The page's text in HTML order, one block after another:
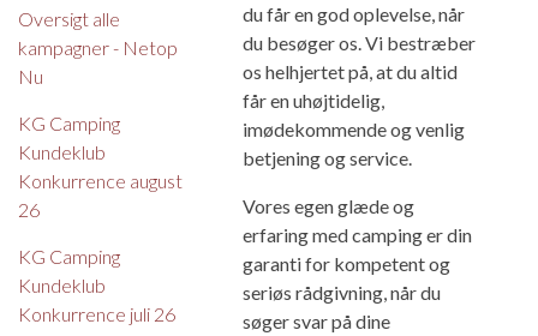
Oversigt alle
kampagner - Netop
Nu
KG Camping
Kundeklub
Konkurrence august
26
KG Camping
Kundeklub
Konkurrence juli 26
du får en god oplevelse, når
du besøger os. Vi bestræber
os helhjertet på, at du altid
får en uhøjtidelig,
imødekommende og venlig
betjening og service.
Vores egen glæde og
erfaring med camping er din
garanti for kompetent og
seriøs rådgivning, når du
søger svar på dine